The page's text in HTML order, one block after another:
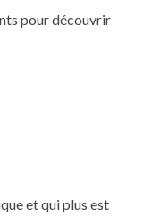
pour découvrir
et qui plus est